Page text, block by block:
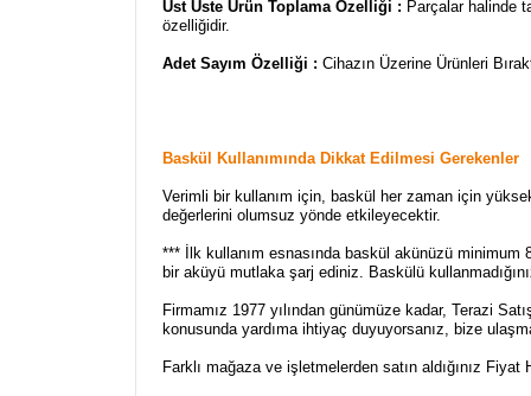
Üst Üste Ürün Toplama Özelliği : Parçalar halinde
özelliğidir.
Adet Sayım Özelliği : Cihazın Üzerine Ürünleri
Baskül Kullanımında Dikkat Edilmesi Gerekenler
Verimli bir kullanım için, baskül her zaman için
değerlerini olumsuz yönde etkileyecektir.
*** İlk kullanım esnasında baskül akünüzü
bir aküyü mutlaka şarj ediniz. Baskülü
Firmamız 1977 yılından günümüze kadar, Terazi
konusunda yardıma ihtiyaç duyuyorsanız, bize
Farklı mağaza ve işletmelerden satın aldığınız